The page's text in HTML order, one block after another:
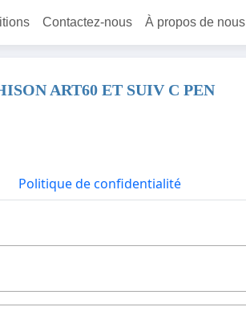
Contactez-nous À propos de nous
ART60 ET SUIV C PEN
Politique de confidentialité